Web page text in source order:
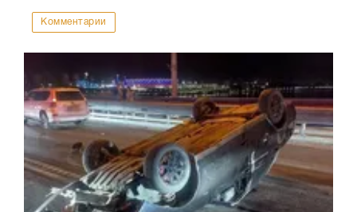
Комментарии